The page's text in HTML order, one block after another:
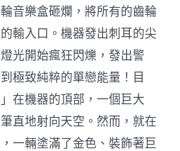
音樂盒砸爛，將所有的齒輪
輸入口。機器發出刺耳的尖
光開始瘋狂閃爍，發出警
極致純粹的單戀能量！目
在機器的頂部，一個巨大
直地射向天空。然而，就在
一輛塗滿了金色、裝飾著巨